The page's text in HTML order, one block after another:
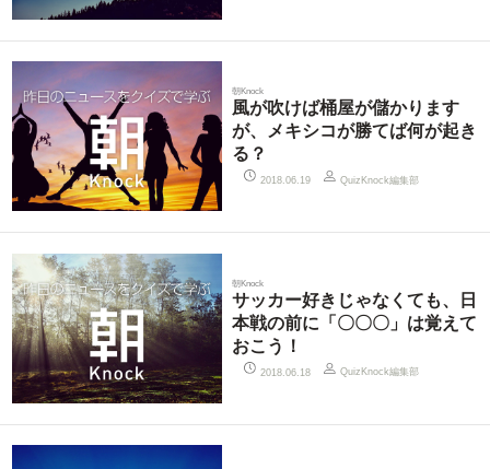
朝Knock
風が吹けば桶屋が儲かります
が、メキシコが勝てば何が起き
る？
2018.06.19 QuizKnock編集部
朝Knock
サッカー好きじゃなくても、日
本戦の前に「〇〇〇」は覚えて
おこう！
2018.06.18 QuizKnock編集部